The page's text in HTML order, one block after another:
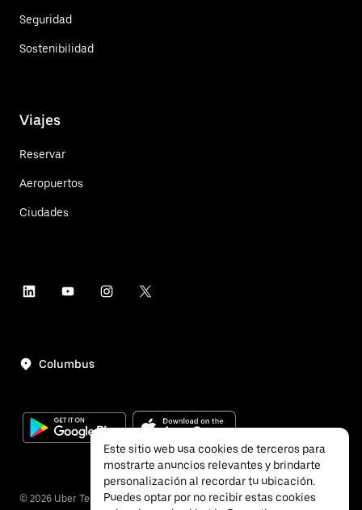
Seguridad
Sostenibilidad
Viajes
Reservar
Aeropuertos
Ciudades
Columbus
© 2026 Uber Technologies, Inc.
Este sitio web usa cookies de terceros para
mostrarte anuncios relevantes y brindarte
personalización al recordar tu ubicación.
Puedes optar por no recibir estas cookies